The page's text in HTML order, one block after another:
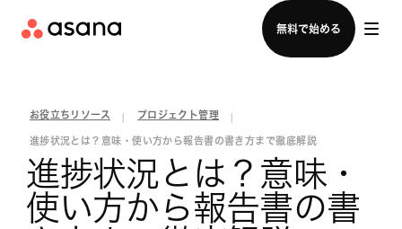
無料で始める
セールスチームに問い合わせる
お役立ちリソース プロジェクト管理
進捗状況とは？意味・使い方から報告書の書き方まで徹底解説
進捗状況とは？意味・
使い方から報告書の書